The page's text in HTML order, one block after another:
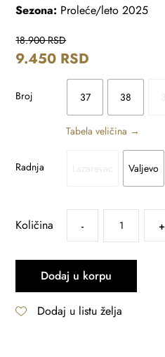
Sezona: Proleće/leto 2025
18.900RSD
9.450 RSD
Broj 37 38
Tabela veličina →
Radnja Valjevo
Količina - +
Dodaj u korpu
Dodaj u listu želja